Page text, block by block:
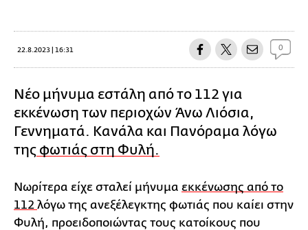
22.8.2023 | 16:31 0
Νέο μήνυμα εστάλη από το 112 για
εκκένωση των περιοχών Άνω Λιόσια,
Γεννηματά. Κανάλα και Πανόραμα λόγω
της φωτιάς στη Φυλή.
Νωρίτερα είχε σταλεί μήνυμα εκκένωσης από το
112 λόγω της ανεξέλεγκτης φωτιάς που καίει στην
Φυλή, προειδοποιώντας τους κατοίκους που